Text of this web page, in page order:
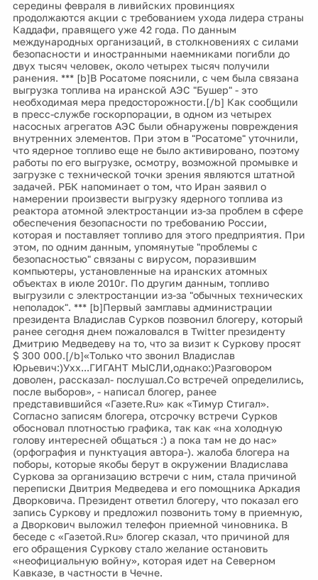
середины февраля в ливийских провинциях
продолжаются акции с требованием ухода лидера страны
Каддафи, правящего уже 42 года. По данным
международных организаций, в столкновениях с силами
безопасности и иностранными наемниками погибли до
двух тысяч человек, около четырех тысяч получили
ранения. *** [b]В Росатоме пояснили, с чем была связана
выгрузка топлива на иранской АЭС "Бушер" - это
необходимая мера предосторожности.[/b] Как сообщили
в пресс-службе госкорпорации, в одном из четырех
насосных агрегатов АЭС были обнаружены повреждения
внутренних элементов. При этом в "Росатоме" уточнили,
что ядерное топливо еще не было активировано, поэтому
работы по его выгрузке, осмотру, возможной промывке и
загрузке с технической точки зрения являются штатной
задачей. РБК напоминает о том, что Иран заявил о
намерении произвести выгрузку ядерного топлива из
реактора атомной электростанции из-за проблем в сфере
обеспечения безопасности по требованию России,
которая и поставляет топливо для этого предприятия. При
этом, по одним данным, упомянутые "проблемы с
безопасностью" связаны с вирусом, поразившим
компьютеры, установленные на иранских атомных
объектах в июле 2010г. По другим данным, топливо
выгрузили с электростанции из-за "обычных технических
неполадок". *** [b]Первый замглавы администрации
президента Владислав Сурков позвонил блогеру, который
ранее сегодня днем пожаловался в Twitter президенту
Дмитрию Медведеву на то, что за визит к Суркову просят
$ 300 000.[/b]«Только что звонил Владислав
Юрьевич:)Ухх...ГИГАНТ МЫСЛИ,однако:)Разговором
доволен, рассказал- послушал.Со встречей определились,
после выборов», - написал блогер, ранее
представившийся «Газете.Ru» как «Тимур Стигал».
Согласно записям блогера, отсрочку встречи Сурков
обосновал плотностью графика, так как «на холодную
голову интересней общаться :) а пока там не до нас»
(орфография и пунктуация автора-). жалоба блогера на
поборы, которые якобы берут в окружении Владислава
Суркова за организацию встречи с ним, стала причиной
переписки Двитрия Медведева и его помощника Аркадия
Дворковича. Президент ответил блогеру, что показал его
запись Суркову и предложил позвонить тому в приемную,
а Дворкович выложил телефон приемной чиновника. В
беседе с «Газетой.Ru» блогер сказал, что причиной для
его обращения Суркову стало желание остановить
«неофициальную войну», которая идет на Северном
Кавказе, в частности в Чечне.